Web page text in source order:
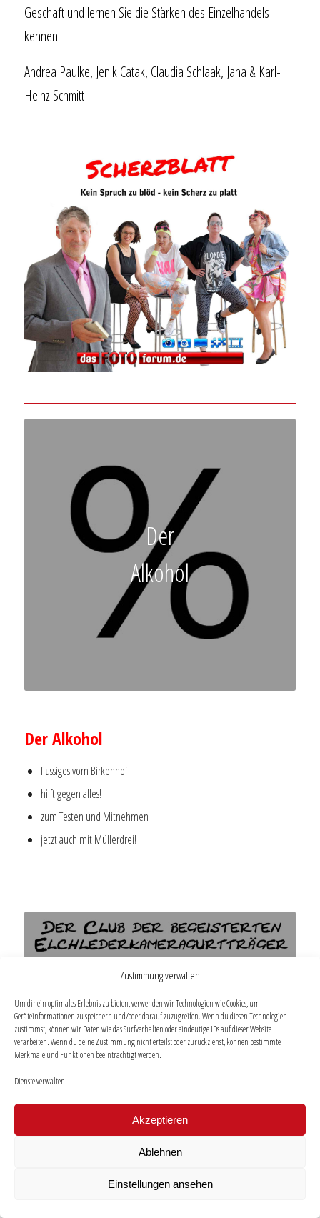
Zustimmung verwalten
Um dir ein optimales Erlebnis zu bieten, verwenden wir Technologien wie Cookies, um
Geräteinformationen zu speichern und/oder darauf zuzugreifen. Wenn du diesen Technologien
zustimmst, können wir Daten wie das Surfverhalten oder eindeutige IDs auf dieser Website
verarbeiten. Wenn du deine Zustimmung nicht erteilst oder zurückziehst, können bestimmte
Merkmale und Funktionen beeinträchtigt werden.
Dienste verwalten
Akzeptieren
Ablehnen
Einstellungen ansehen
Geschäft und lernen Sie die Stärken des Einzelhandels
kennen.
Andrea Paulke, Jenik Catak, Claudia Schlaak, Jana & Karl-
Heinz Schmitt
Der
Alkohol
Der Alkohol
flüssiges vom Birkenhof
hilft gegen alles!
zum Testen und Mitnehmen
jetzt auch mit Müllerdrei!
Eddy´s
Elchclub